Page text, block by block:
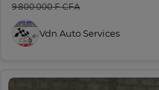
9 800 000 F CFA
Vdn Auto Services